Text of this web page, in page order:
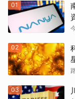
01
02
03